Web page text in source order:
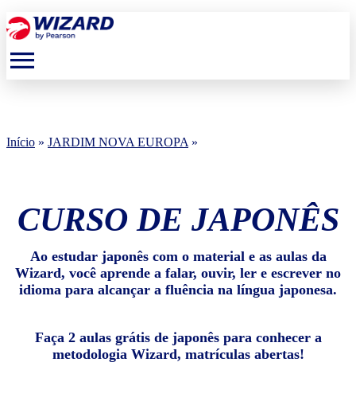
menu
Início » JARDIM NOVA EUROPA »
CURSO DE JAPONÊS
Ao estudar japonês com o material e as aulas da
Wizard, você aprende a falar, ouvir, ler e escrever no
idioma para alcançar a fluência na língua japonesa.
Faça 2 aulas grátis de japonês para conhecer a
metodologia Wizard, matrículas abertas!